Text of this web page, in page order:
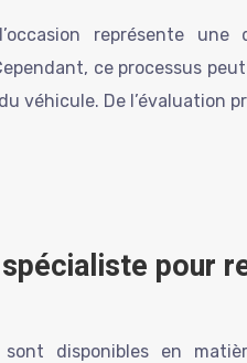
représente
ce processus
véhicule. De l’évaluation
pour
sont disponibles en